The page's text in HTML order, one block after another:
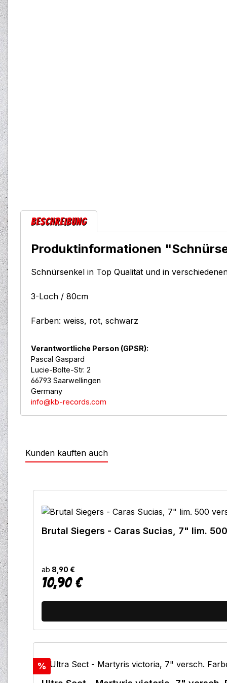
Beschreibung
Produktinformationen
Schnürsenkel in Top Qualität und in
3-Loch / 80cm
Farben: weiss, rot, schwarz
Verantwortliche Person (GPSR):
Pascal Gaspard
Lucie-Bolte-Str. 2
66793 Saarwellingen
Germany
info@kb-records.com
Kunden kauften auch
Brutal Siegers - Caras Sucias, 7" lim.
ab 8,90 €
Regulärer Preis:
10,90 €
Rabatt
%